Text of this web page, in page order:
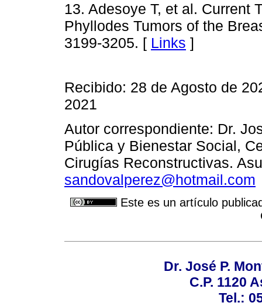
13. Adesoye T, et al. Current
Phyllodes Tumors of the
3199-3205. [ Links ]
Recibido: 28 de Agosto de
2021
Autor correspondiente: Dr.
Pública y Bienestar Social,
Cirugías Reconstructivas.
sandovalperez@hotmail.com
Este es un artículo
Dr. José P.
C.P. 1120
Tel.: